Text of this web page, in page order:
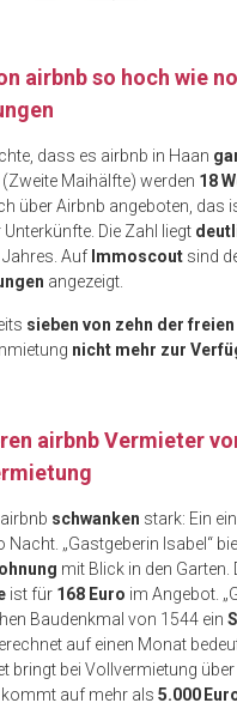
airbnb so hoch wie
dass es airbnb in Haan
Maihälfte) werden 18
über Airbnb angeboten, das
Die Zahl liegt
Auf Immoscoutsind
angezeigt.
sieben von zehn der
nicht mehr zur
airbnb Vermieter
schwanken stark: Ein
Nacht. „Gastgeberin Isabel“
mit Blick in den
ist für 168 Euro im Angebot.
Baudenkmal von 1544 ein
auf einen Monat
bringt bei Vollvermietung über
auf mehr als 5.000